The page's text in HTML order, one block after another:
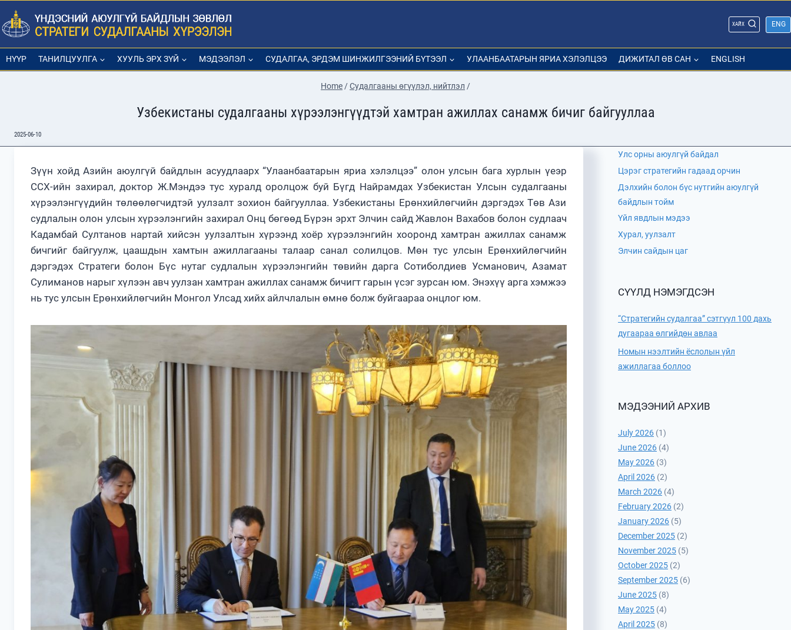
Skip
to
content
ХАЙХ ENG
НҮҮР ТАНИЛЦУУЛГА ХУУЛЬ ЭРХ ЗҮЙ МЭДЭЭЛЭЛ СУДАЛГАА, ЭРДЭМ ШИНЖИЛГЭЭНИЙ БҮТЭЭЛ УЛААНБААТАРЫН ЯРИА ХЭЛЭЛЦЭЭ ДИЖИТАЛ ӨВ САН ENGLISH
Home/Судалгааны өгүүлэл, нийтлэл /
Узбекистаны судалгааны хүрээлэнгүүдтэй хамтран ажиллах санамж бичиг байгууллаа
2025-06-10
Зүүн хойд Азийн аюулгүй байдлын асуудлаарх “Улаанбаатарын яриа хэлэлцээ” олон улсын бага хурлын үеэр
ССХ-ийн захирал, доктор Ж.Мэндээ тус хуралд оролцож буй Бүгд Найрамдах Узбекистан Улсын судалгааны
хүрээлэнгүүдийн төлөөлөгчидтэй уулзалт зохион байгууллаа. Узбекистаны Ерөнхийлөгчийн дэргэдэх Төв Ази
судлалын олон улсын хүрээлэнгийн захирал Онц бөгөөд Бүрэн эрхт Элчин сайд Жавлон Вахабов болон судлаач
Кадамбай Султанов нартай хийсэн уулзалтын хүрээнд хоёр хүрээлэнгийн хооронд хамтран ажиллах санамж
бичгийг байгуулж, цаашдын хамтын ажиллагааны талаар санал солилцов. Мөн тус улсын Ерөнхийлөгчийн
дэргэдэх Стратеги болон Бүс нутаг судлалын хүрээлэнгийн төвийн дарга Сотиболдиев Усманович, Азамат
Сулиманов нарыг хүлээн авч уулзан хамтран ажиллах санамж бичигт гарын үсэг зурсан юм. Энэхүү арга хэмжээ
нь тус улсын Ерөнхийлөгчийн Монгол Улсад хийх айлчлалын өмнө болж буйгаараа онцлог юм.
Улс орны аюулгүй байдал
Цэрэг стратегийн гадаад орчин
Дэлхийн болон бүс нутгийн аюулгүй
байдлын тойм
Үйл явдлын мэдээ
Хурал, уулзалт
Элчин сайдын цаг
СҮҮЛД НЭМЭГДСЭН
“Стратегийн судалгаа” сэтгүүл 100 дахь
дугаараа өлгийдөн авлаа
Номын нээлтийн ёслолын үйл
ажиллагаа боллоо
МЭДЭЭНИЙ АРХИВ
July 2026 (1)
June 2026 (4)
May 2026 (3)
April 2026 (2)
March 2026 (4)
February 2026 (2)
January 2026 (5)
December 2025 (2)
November 2025 (5)
October 2025 (2)
September 2025 (6)
June 2025 (8)
May 2025 (4)
April 2025 (8)